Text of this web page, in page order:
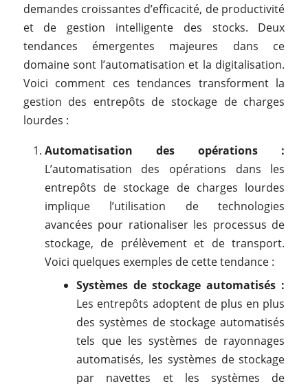
demandes croissantes d’efficacité, de productivité
et de gestion intelligente des stocks. Deux
tendances émergentes majeures dans ce
domaine sont l’automatisation et la digitalisation.
Voici comment ces tendances transforment la
gestion des entrepôts de stockage de charges
lourdes :
Automatisation des opérations :
L’automatisation des opérations dans les
entrepôts de stockage de charges lourdes
implique l’utilisation de technologies
avancées pour rationaliser les processus de
stockage, de prélèvement et de transport.
Voici quelques exemples de cette tendance :
Systèmes de stockage automatisés :
Les entrepôts adoptent de plus en plus
des systèmes de stockage automatisés
tels que les systèmes de rayonnages
automatisés, les systèmes de stockage
par navettes et les systèmes de